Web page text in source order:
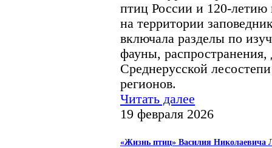
птиц России и 120-летию
на территории
включала разделы по
фауны,
Среднерусской
регионов.
Читать далее
19 февраля 2026
«Жизнь птиц» Василия Николаевича